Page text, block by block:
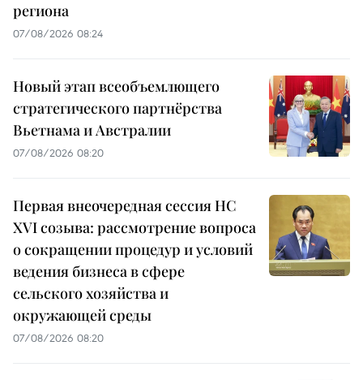
региона
07/08/2026 08:24
Новый этап всеобъемлющего
стратегического партнёрства
Вьетнама и Австралии
07/08/2026 08:20
Первая внеочередная сессия НС
XVI созыва: рассмотрение вопроса
о сокращении процедур и условий
ведения бизнеса в сфере
сельского хозяйства и
окружающей среды
07/08/2026 08:20